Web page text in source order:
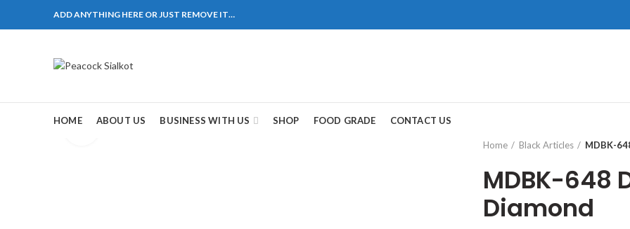
ADD ANYTHING HERE OR JUST REMOVE IT…
HOME ABOUT US BUSINESS WITH US SHOP FOOD GRADE CONTACT US
Home
Black Articles MDBK-
MDBK-648
Diamond
Pakistan. HM Comples, Shop# 2, New Airport Road, Gwadar.
這不是因為缺乏性生活，而是因為缺乏溝通，所以保持談話很重
可以很好的幫助你獲得一場高質量的夫妻生活。 犀利士 治療陽